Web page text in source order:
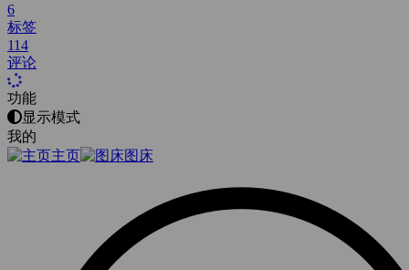
6
标签
114
评论
功能
显示模式
我的
主页
图床